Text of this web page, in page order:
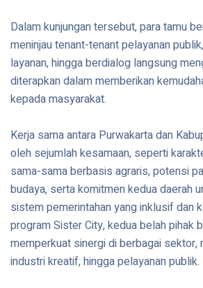
Dalam kunjungan tersebut, para tamu
meninjau tenant-tenant pelayanan
layanan, hingga berdialog langsung
diterapkan dalam memberikan
kepada masyarakat.
Kerja sama antara Purwakarta dan
oleh sejumlah kesamaan, seperti
sama-sama berbasis agraris, potensi
budaya, serta komitmen kedua daerah
sistem pemerintahan yang inklusif dan
program Sister City, kedua belah pihak
memperkuat sinergi di berbagai sektor,
industri kreatif, hingga pelayanan publik.